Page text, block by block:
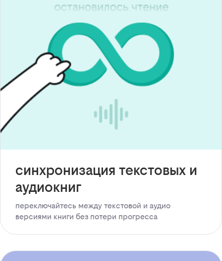
синхронизация текстовых и
аудиокниг
переключайтесь между текстовой и аудио
версиями книги без потери прогресса